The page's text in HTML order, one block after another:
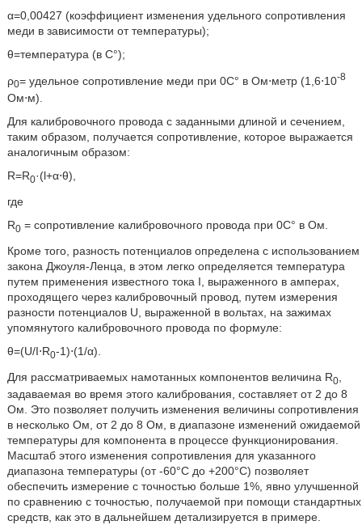
α=0,00427 (коэффициент изменения удельного сопротивления
меди в зависимости от температуры);
θ=температура (в C°);
ρ0= удельное сопротивление меди при 0C° в Ом⋅метр (1,6⋅10-8
Ом⋅м).
Для калибровочного провода с заданными длиной и сечением,
таким образом, получается сопротивление, которое выражается
аналогичным образом:
R=R0·(l+α⋅θ),
где
R0= сопротивление калибровочного провода при 0C° в Ом.
Кроме того, разность потенциалов определена с использованием
закона Джоуля-Ленца, в этом легко определяется температура
путем применения известного тока I, выраженного в амперах,
проходящего через калибровочный провод, путем измерения
разности потенциалов U, выраженной в вольтах, на зажимах
упомянутого калибровочного провода по формуле:
θ=(U/I⋅R0-1)⋅(1/α).
Для рассматриваемых намотанных компонентов величина R0,
задаваемая во время этого калибрования, составляет от 2 до 8
Ом. Это позволяет получить изменения величины сопротивления
в несколько Ом, от 2 до 8 Ом, в диапазоне изменений ожидаемой
температуры для компонента в процессе функционирования.
Масштаб этого изменения сопротивления для указанного
диапазона температуры (от -60°C до +200°C) позволяет
обеспечить измерение с точностью больше 1%, явно улучшенной
по сравнению с точностью, получаемой при помощи стандартных
средств, как это в дальнейшем детализируется в примере.